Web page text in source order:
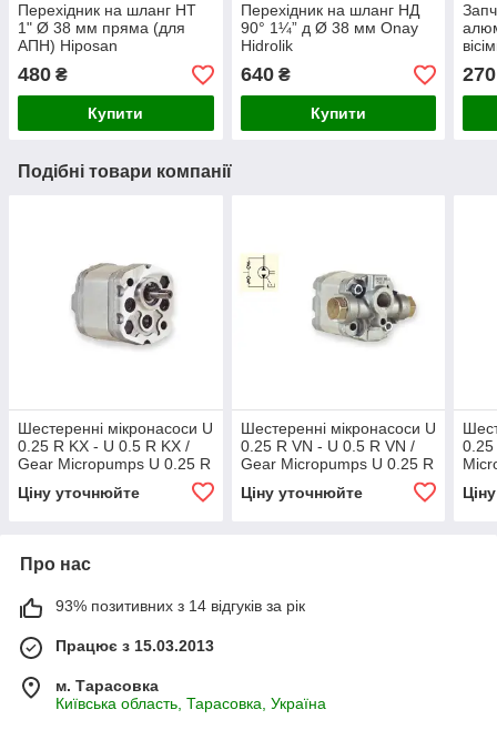
Перехідник на шланг НТ
1" Ø 38 мм пряма (для
АПН) Hiposan
480 ₴
Купити
Перехідник на шланг НД
90° 1¼” д Ø 38 мм Onay
Hidrolik
640₴
Купити
270
Подібні товари компанії
Шестеренні мікронасоси U
0.25 R KX - U 0.5 R KX /
Gear Micropumps U 0.25 R
Ціну уточнюйте
Шестеренні мікронасоси U
0.25 R VN - U 0.5 R VN /
Gear Micropumps U 0.25 R
Ціну уточнюйте
Про нас
93% позитивних з 14 відгуків за рік
Працює з 15.03.2013
м. Тарасовка
Київська область, Тарасовка, Україна